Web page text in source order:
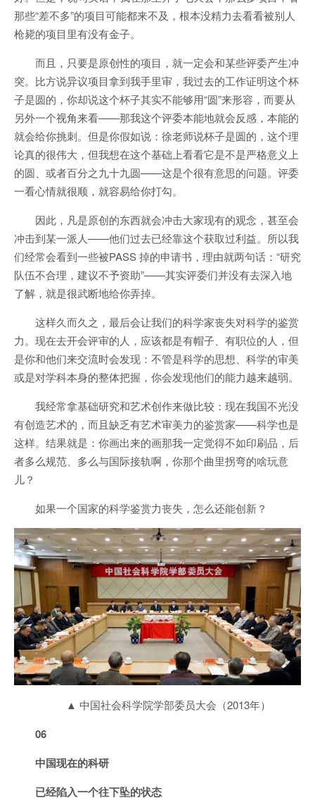
那些“差不多”的项目可能都来不及，根本没精力去看看被别人
枪毙的项目里有没有金子。
而且，只要是原创性的项目，就一定会和某些评委产生冲
突。比方说异议项目拿到我手里审，我过去的工作证明这个杯
子是圆的，你却说这个杯子其实不能够用“圆”来形容，而要从
另外一个视角来看——那我这个评委本能地就会反感，本能的
就会给你挑刺。但是你假如说：徐老师说杯子是圆的，这个理
论真的很伟大，但我想在这个基础上看看它是不是严格意义上
的圆、或者百分之九十九圆——这是个很有意思的问题。评委
一看心情就很顺，就容易给你打勾。
因此，凡是原创的东西就会冲击大家现有的观念，甚至会
冲击到某一派人——他们过去已经靠这个获取过利益。所以我
们经常会看到一些被PASS 掉的申请书，理由就两句话：“研究
队伍不合理，建议不予资助”——其实评委们并没有去深入地
了解，就是很武断地给你弄掉。
这样久而久之，最后会让我们的科学家丧失对科学的鉴赏
力。现在去开会评审的人，应该都是有帽子、有职位的人，但
是你和他们来交流时会发现：不管是科学的思想、科学的审美
或是对学科本身的整体把握，你会发现他们的能力越来越弱。
我经常拿基础研究和艺术创作来做比较：现在我国不光没
有创造艺术的，而且缺乏有艺术审美力的鉴赏家——科学也是
这样。结果就是：你画出来的画那我一定觉得不如印刷品，后
者多么规范、多么与国际接轨啊，你那个曲里拐弯的啥玩意
儿？
如果一个国家的科学鉴赏力丧失，怎么还能创新？
▲ 中国社会科学院学部委员大会（2013年）
06
中国现在的科研
已经陷入一个往下坠的状态